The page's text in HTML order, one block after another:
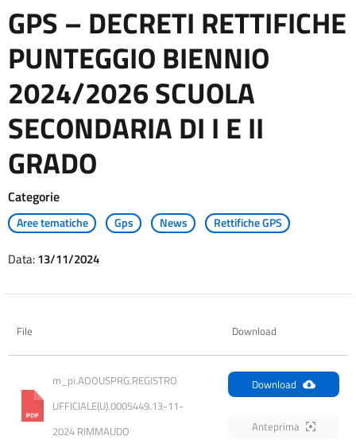
GPS – DECRETI RETTIFICHE
PUNTEGGIO BIENNIO
2024/2026 SCUOLA
SECONDARIA DI I E II
GRADO
Categorie
Aree tematiche Gps News Rettifiche GPS
Data:13/11/2024
File Download
m_pi.AOOUSPRG.REGISTRO
UFFICIALE(U).0005449.13-11-
2024 RIMMAUDO
Download
Anteprima